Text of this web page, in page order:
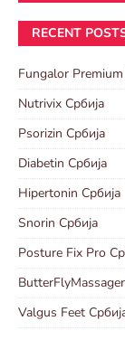
RECENT
Fungalor
Nutrivix Србија
Psorizin Србија
Diabetin Србија
Hipertonin Србија
Snorin Србија
Posture Fix Pro
Valgus Feet